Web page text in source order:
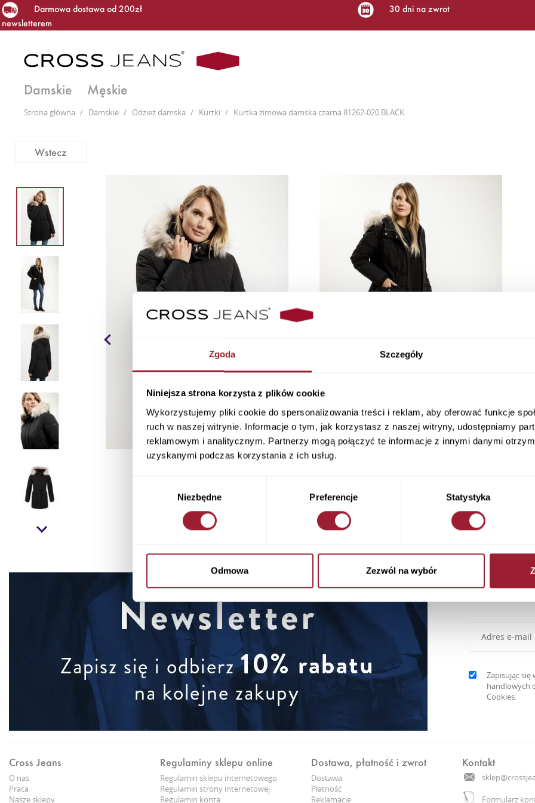
Zgoda Szczegóły
Niniejsza strona korzysta z plików cookie
Wykorzystujemy pliki cookie do spersonalizowania treści i reklam, aby oferować funkcje
ruch w naszej witrynie. Informacje o tym, jak korzystasz z naszej witryny, udostępniamy
reklamowym i analitycznym. Partnerzy mogą połączyć te informacje z innymi danymi
uzyskanymi podczas korzystania z ich usług.
Niezbędne Preferencje Statystyka
Odmowa Zezwól na wybór
Darmowa dostawa od 200zł
30 dni na zwrot
newsletterem
Damskie Męskie
Strona główna / Damskie / Odzież damska / Kurtki / Kurtka zimowa damska czarna 81262-020 BLACK
Wstecz
Zapisując
handlowych
Cookies.
Cross Jeans
O nas
Praca
Nasze sklepy
Regulaminy sklepu online
Regulamin sklepu internetowego
Regulamin strony internetowej
Regulamin konta
Dostawa, płatność i zwrot
Dostawa
Płatność
Reklamacje
Kontakt
Formularz